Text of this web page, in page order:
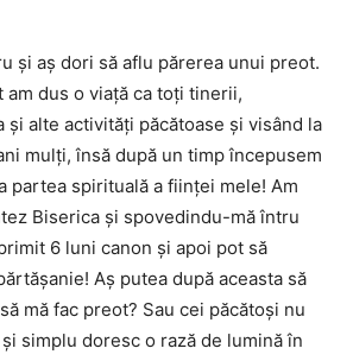
şi aş dori să aflu părerea unui preot.
am dus o viaţă ca toţi tinerii,
şi alte activităţi păcătoase şi visând la
mulţi, însă după un timp începusem
partea spirituală a fiinţei mele! Am
Biserica şi spovedindu-mă întru
6 luni canon şi apoi pot să
Aş putea după aceasta să
mă fac preot? Sau cei păcătoşi nu
simplu doresc o rază de lumină în